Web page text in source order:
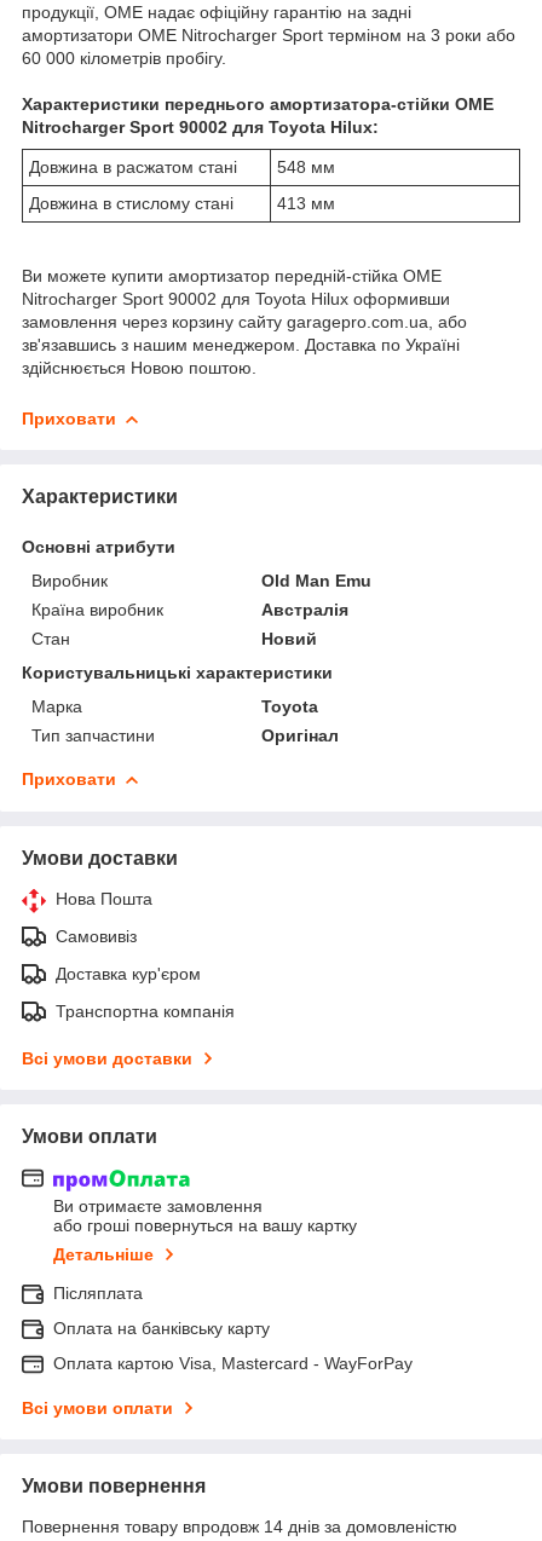
продукції, OME надає офіційну гарантію на задні
амортизатори OME Nitrocharger Sport терміном на 3 роки або
60 000 кілометрів пробігу.
Характеристики переднього амортизатора-стійки OME
Nitrocharger Sport 90002 для Toyota Hilux:
Довжина в расжатом стані
548 мм
Довжина в стислому стані
413 мм
Ви можете купити амортизатор передній-стійка OME
Nitrocharger Sport 90002 для Toyota Hilux оформивши
замовлення через корзину сайту garagepro.com.ua, або
зв'язавшись з нашим менеджером. Доставка по Україні
здійснюється Новою поштою.
Приховати
Характеристики
Основні атрибути
Виробник
Old Man Emu
Країна виробник
Австралія
Стан
Новий
Користувальницькі характеристики
Марка
Toyota
Тип запчастини
Оригінал
Приховати
Умови доставки
Нова Пошта
Самовивіз
Доставка кур'єром
Транспортна компанія
Всі умови доставки
Умови оплати
Ви отримаєте замовлення
або гроші повернуться на вашу картку
Детальніше
Післяплата
Оплата на банківську карту
Оплата картою Visa, Mastercard - WayForPay
Всі умови оплати
Умови повернення
Повернення товару впродовж 14 днів за домовленістю